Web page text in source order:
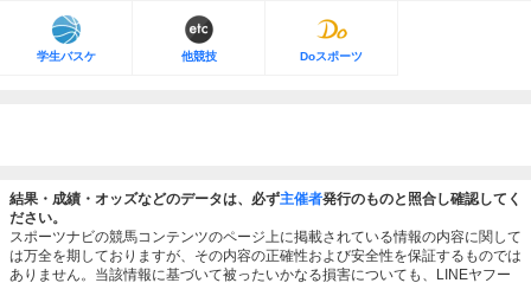
学生バスケ 他競技 Doスポーツ
結果・成績・オッズなどのデータは、必ず主催者発行のものと照合し確認してく
ださい。
スポーツナビの競馬コンテンツのページ上に掲載されている情報の内容に関して
は万全を期しておりますが、その内容の正確性および安全性を保証するものでは
ありません。当該情報に基づいて被ったいかなる損害についても、LINEヤフー